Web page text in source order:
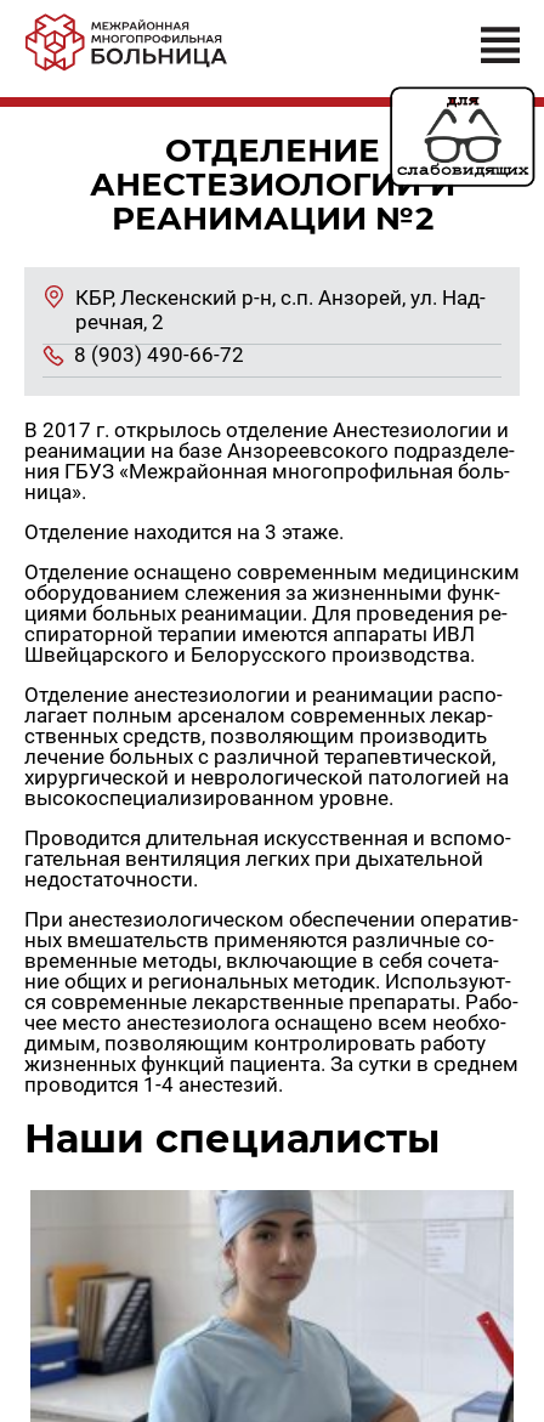
ОТДЕЛЕНИЕ
АНЕСТЕЗИОЛОГИИ И
РЕАНИМАЦИИ №2
КБР, Лес­кен­ский р-н, с.п. Ан­зо­рей, ул. На­д­
реч­ная, 2
8 (903) 490-66-72
В 2017 г. от­кры­лось от­де­ле­ние Ане­сте­зио­ло­гии и
ре­ани­ма­ции на базе Ан­зо­ре­ев­со­ко­го под­раз­де­ле­
ния ГБУЗ «Меж­рай­он­ная мно­го­про­филь­ная боль­
ни­ца».
От­де­ле­ние на­хо­дит­ся на 3 этаже.
От­де­ле­ние осна­ще­но со­вре­мен­ным ме­ди­цин­ским
обо­ру­до­ва­ни­ем сле­же­ния за жиз­нен­ны­ми функ­
ци­я­ми боль­ных ре­ани­ма­ции. Для про­ве­де­ния ре­
спи­ра­тор­ной те­ра­пии име­ют­ся ап­па­ра­ты ИВЛ
Швей­цар­ско­го и Бе­ло­рус­ско­го про­из­вод­ства.
От­де­ле­ние ане­сте­зио­ло­гии и ре­ани­ма­ции рас­по­
ла­га­ет пол­ным ар­се­на­лом со­вре­мен­ных ле­кар­
ствен­ных средств, поз­во­ля­ю­щим про­из­во­дить
ле­че­ние боль­ных с раз­лич­ной те­ра­пев­ти­че­ской,
хи­рур­ги­че­ской и нев­ро­ло­ги­че­ской па­то­ло­ги­ей на
вы­со­ко­спе­ци­а­ли­зи­ро­ван­ном уровне.
Про­во­дит­ся дли­тель­ная ис­кус­ствен­ная и вспо­мо­
га­тель­ная вен­ти­ля­ция лег­ких при ды­ха­тель­ной
недо­ста­точ­но­сти.
При ане­сте­зио­ло­ги­че­ском обес­пе­че­нии опе­ра­тив­
ных вме­ша­тельств при­ме­ня­ют­ся раз­лич­ные со­
вре­мен­ные ме­то­ды, вклю­ча­ю­щие в себя со­че­та­
ние общих и ре­ги­о­наль­ных ме­то­дик. Ис­поль­зу­ют­
ся со­вре­мен­ные ле­кар­ствен­ные пре­па­ра­ты. Ра­бо­
чее место ане­сте­зио­ло­га осна­ще­но всем необ­хо­
ди­мым, поз­во­ля­ю­щим кон­тро­ли­ро­вать ра­бо­ту
жиз­нен­ных функ­ций па­ци­ен­та. За сутки в сред­нем
про­во­дит­ся 1-4 ане­сте­зий.
Наши спе­ци­а­ли­сты